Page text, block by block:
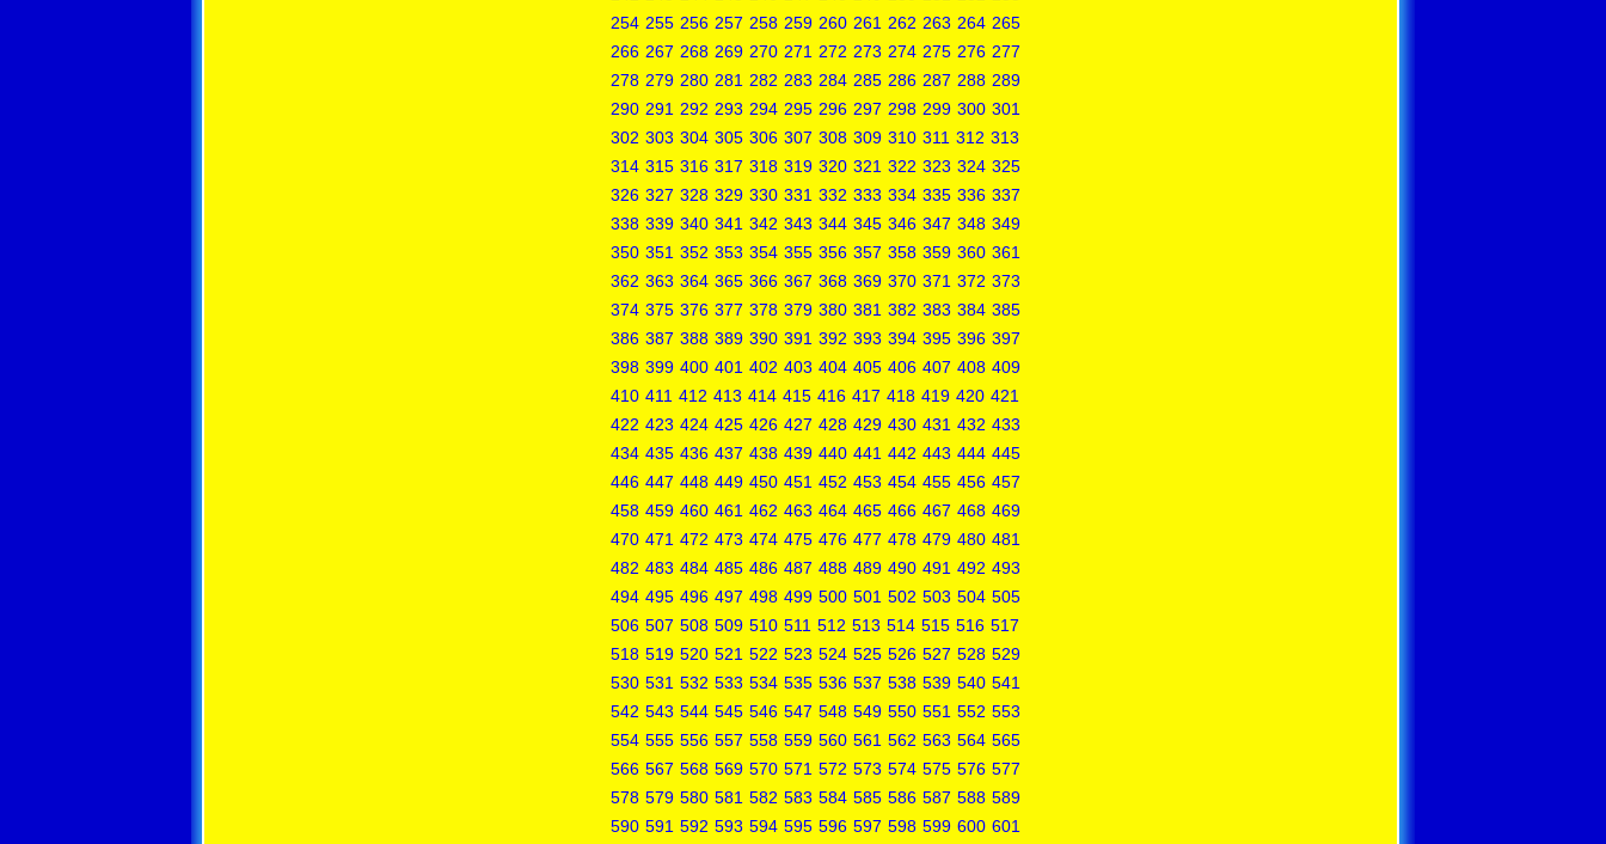
254 255 256 257 258 259 260 261 262 263 264 265
266 267 268 269 270 271 272 273 274 275 276 277
278 279 280 281 282 283 284 285 286 287 288 289
290 291 292 293 294 295 296 297 298 299 300 301
302 303 304 305 306 307 308 309 310 311 312 313
314 315 316 317 318 319 320 321 322 323 324 325
326 327 328 329 330 331 332 333 334 335 336 337
338 339 340 341 342 343 344 345 346 347 348 349
350 351 352 353 354 355 356 357 358 359 360 361
362 363 364 365 366 367 368 369 370 371 372 373
374 375 376 377 378 379 380 381 382 383 384 385
386 387 388 389 390 391 392 393 394 395 396 397
398 399 400 401 402 403 404 405 406 407 408 409
410 411 412 413 414 415 416 417 418 419 420 421
422 423 424 425 426 427 428 429 430 431 432 433
434 435 436 437 438 439 440 441 442 443 444 445
446 447 448 449 450 451 452 453 454 455 456 457
458 459 460 461 462 463 464 465 466 467 468 469
470 471 472 473 474 475 476 477 478 479 480 481
482 483 484 485 486 487 488 489 490 491 492 493
494 495 496 497 498 499 500 501 502 503 504 505
506 507 508 509 510 511 512 513 514 515 516 517
518 519 520 521 522 523 524 525 526 527 528 529
530 531 532 533 534 535 536 537 538 539 540 541
542 543 544 545 546 547 548 549 550 551 552 553
554 555 556 557 558 559 560 561 562 563 564 565
566 567 568 569 570 571 572 573 574 575 576 577
578 579 580 581 582 583 584 585 586 587 588 589
590 591 592 593 594 595 596 597 598 599 600 601